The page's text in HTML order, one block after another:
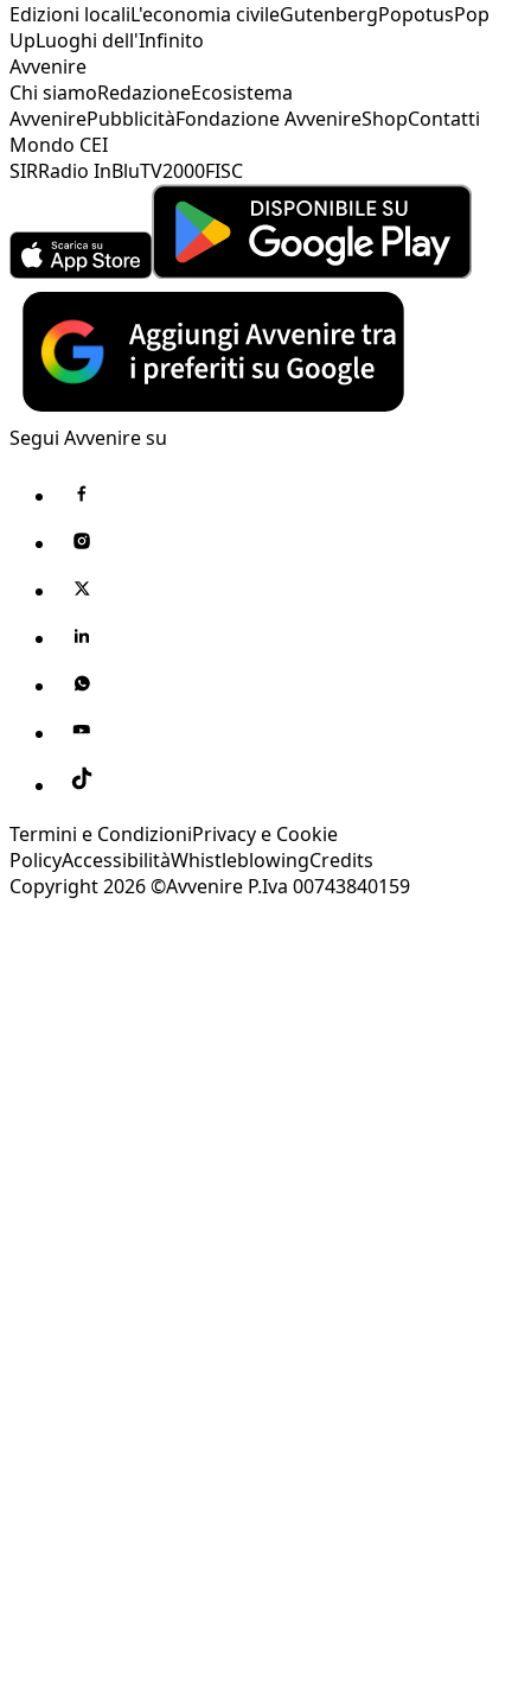
Edizioni localiL'economia civileGutenbergPopotusPop
UpLuoghi dell'Infinito
Avvenire
Chi siamoRedazioneEcosistema
AvvenirePubblicitàFondazione AvvenireShopContatti
Mondo CEI
SIRRadio InBluTV2000FISC
Segui Avvenire su
Termini e CondizioniPrivacy e Cookie
PolicyAccessibilitàWhistleblowingCredits
Copyright 2026 ©Avvenire P.Iva 00743840159